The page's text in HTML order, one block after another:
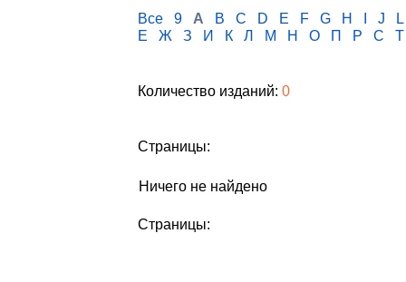
Все 9 A B C D E F G H J
L
Е
Ж З И К Л М Н О П Р С Т
Количество изданий: 0
Страницы:
Ничего не найдено
Страницы: